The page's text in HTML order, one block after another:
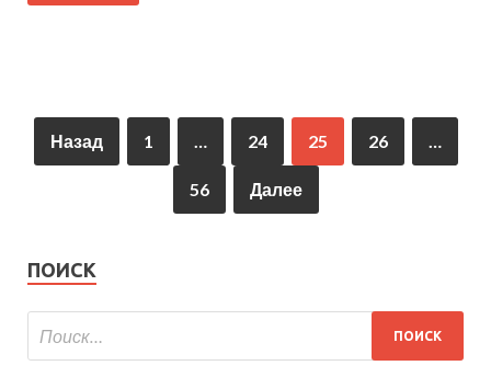
Назад 1 … 24 25 26 …
56 Далее
ПОИСК